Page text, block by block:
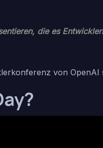
die es
von